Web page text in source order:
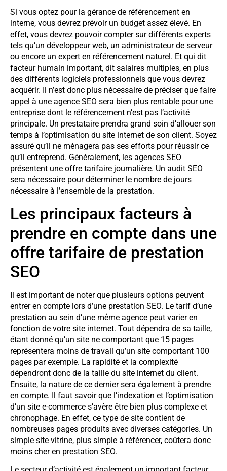
Si vous optez pour la gérance de référencement en
interne, vous devrez prévoir un budget assez élevé. En
effet, vous devrez pouvoir compter sur différents experts
tels qu’un développeur web, un administrateur de serveur
ou encore un expert en référencement naturel. Et qui dit
facteur humain important, dit salaires multiples, en plus
des différents logiciels professionnels que vous devrez
acquérir. Il n’est donc plus nécessaire de préciser que faire
appel à une agence SEO sera bien plus rentable pour une
entreprise dont le référencement n’est pas l’activité
principale. Un prestataire prendra grand soin d’allouer son
temps à l’optimisation du site internet de son client. Soyez
assuré qu’il ne ménagera pas ses efforts pour réussir ce
qu’il entreprend. Généralement, les agences SEO
présentent une offre tarifaire journalière. Un audit SEO
sera nécessaire pour déterminer le nombre de jours
nécessaire à l’ensemble de la prestation.
Les principaux facteurs à
prendre en compte dans une
offre tarifaire de prestation
SEO
Il est important de noter que plusieurs options peuvent
entrer en compte lors d’une prestation SEO. Le tarif d’une
prestation au sein d’une même agence peut varier en
fonction de votre site internet. Tout dépendra de sa taille,
étant donné qu’un site ne comportant que 15 pages
représentera moins de travail qu’un site comportant 100
pages par exemple. La rapidité et la complexité
dépendront donc de la taille du site internet du client.
Ensuite, la nature de ce dernier sera également à prendre
en compte. Il faut savoir que l’indexation et l’optimisation
d’un site e-commerce s’avère être bien plus complexe et
chronophage. En effet, ce type de site contient de
nombreuses pages produits avec diverses catégories. Un
simple site vitrine, plus simple à référencer, coûtera donc
moins cher en prestation SEO.